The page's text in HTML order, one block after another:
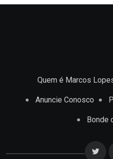
Quem é Marcos
Anuncie Conosco
Bonde